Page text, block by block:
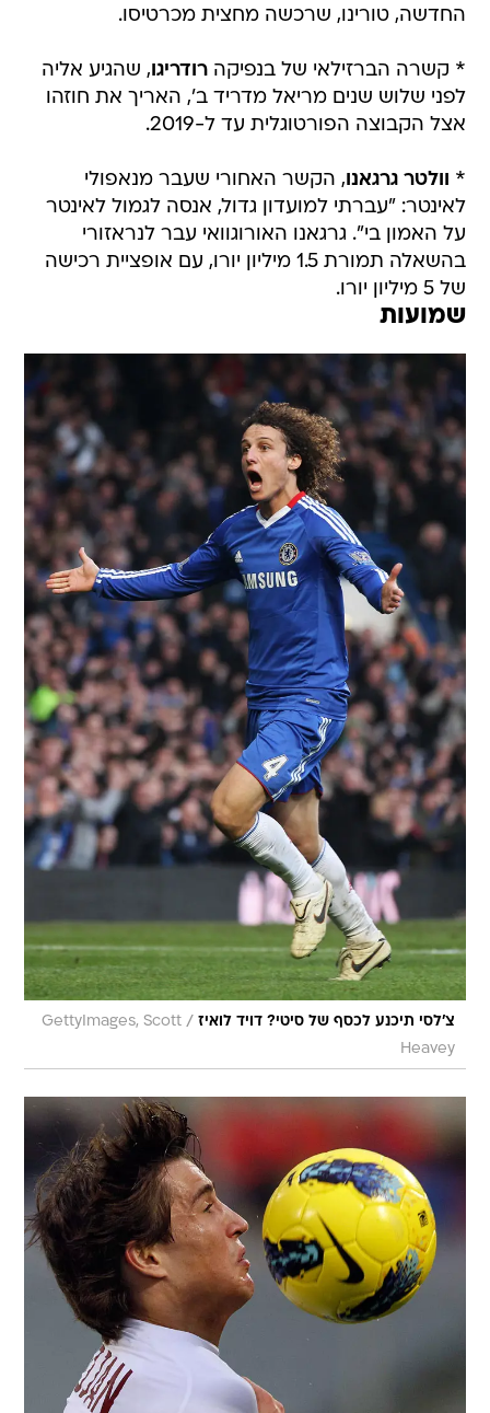
החדשה, טורינו, שרכשה מחצית מכרטיסו.
* קשרה הברזילאי של בנפיקהרודריגו, שהגיע אליה
לפני שלוש שנים מריאל מדריד ב', האריך את חוזהו
אצל הקבוצה הפורטוגלית עד ל-2019.
* וולטר גרגאנו, הקשר האחורי שעבר מנאפולי
לאינטר: "עברתי למועדון גדול, אנסה לגמול לאינטר
על האמון בי". גרגאנו האורוגוואי עבר לנראזורי
בהשאלה תמורת 1.5 מיליון יורו, עם אופציית רכישה
של 5 מיליון יורו.
שמועות
צ'לסי תיכנע לכסף של סיטי? דויד לואיז /
GettyImages, Scott
Heavey